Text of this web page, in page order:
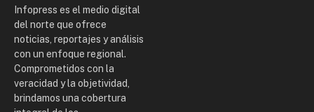
Infopress es el medio digital
del norte que ofrece
noticias, reportajes y análisis
con un enfoque regional.
Comprometidos con la
veracidad y la objetividad,
brindamos una cobertura